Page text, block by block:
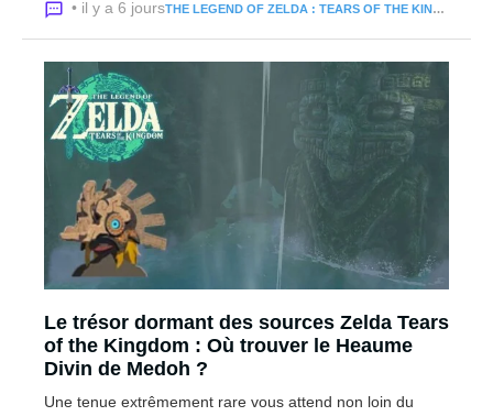
• il y a 6 jours THE LEGEND OF ZELDA : TEARS OF THE KINGDOM
Le trésor dormant des sources Zelda Tears
of the Kingdom : Où trouver le Heaume
Divin de Medoh ?
Une tenue extrêmement rare vous attend non loin du